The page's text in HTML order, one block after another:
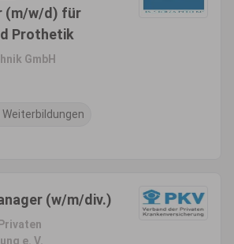
(m/w/d) für
Prothetik
GmbH
Weiterbildungen
(w/m/div.)
e. V.